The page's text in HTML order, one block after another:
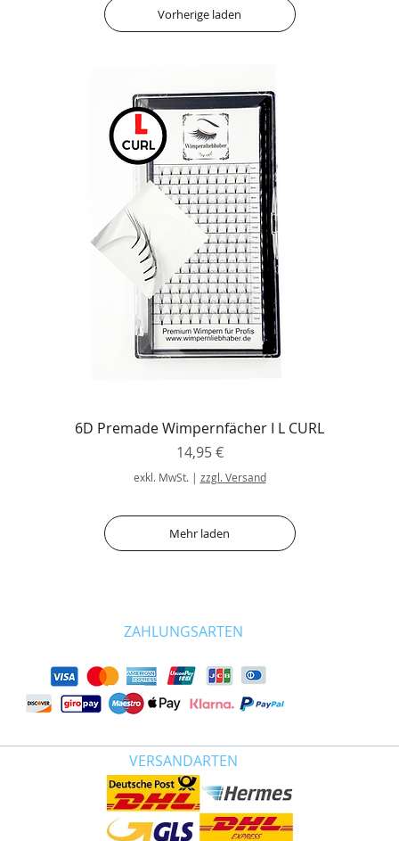
Vorherige laden
6D Premade Wimpernfächer I L CURL
Preis
14,95 €
exkl. MwSt. | zzgl. Versand
Mehr laden
VERSANDARTEN
ZAHLUNGSARTEN